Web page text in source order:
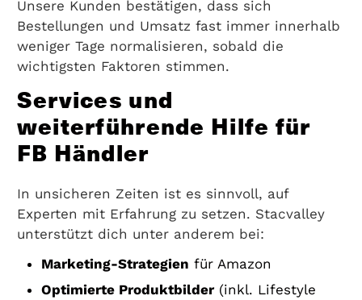
Unsere Kunden bestätigen, dass sich
Bestellungen und Umsatz fast immer innerhalb
weniger Tage normalisieren, sobald die
wichtigsten Faktoren stimmen.
Services und
weiterführende Hilfe für
FB Händler
In unsicheren Zeiten ist es sinnvoll, auf
Experten mit Erfahrung zu setzen. Stacvalley
unterstützt dich unter anderem bei:
Marketing-Strategien für Amazon
Optimierte Produktbilder(inkl. Lifestyle